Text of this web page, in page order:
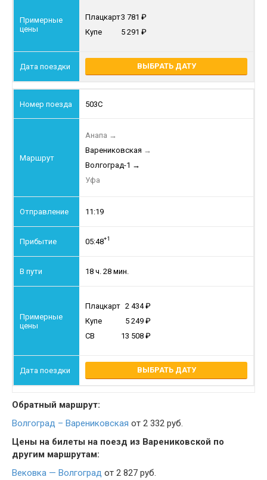
Плацкарт3 781
Купе
5 291
ВЫБРАТЬ ДАТУ
503С
Анапа →
Варениковская →
Волгоград-1 →
Уфа
11:19
05:48+1
18 ч. 28 мин.
Плацкарт 2 434
Купе
5 249
СВ
13 508
ВЫБРАТЬ ДАТУ
Обратный маршрут:
Волгоград – Варениковская от 2 332 руб.
Цены на билеты на поезд из Варениковской по
другим маршрутам:
Вековка — Волгоград от 2 827 руб.